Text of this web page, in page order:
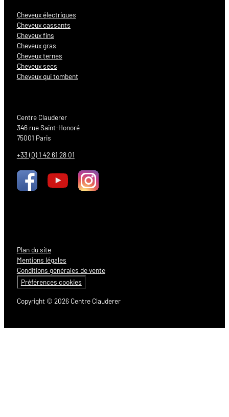
Cheveux électriques
Cheveux cassants
Cheveux fins
Cheveux gras
Cheveux ternes
Cheveux secs
Cheveux qui tombent
Centre Clauderer
346 rue Saint-Honoré
75001 Paris
+33 (0) 1 42 61 28 01
Copyright © 2026 Centre Clauderer
Plan du site
Mentions légales
Conditions générales de vente
Préférences cookies